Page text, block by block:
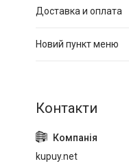
Доставка и оплата
Новий пункт меню
kupuy.net